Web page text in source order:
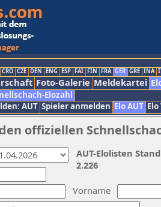
CRO CZE DEN ENG ESP FAI FIN FRA GER GRE INA
Foto-Galerie Meldekartei
Elozahl
AUT Spieler anmelden Elo AUT
offiziellen
Vorname
AUT-Elolisten
2.226